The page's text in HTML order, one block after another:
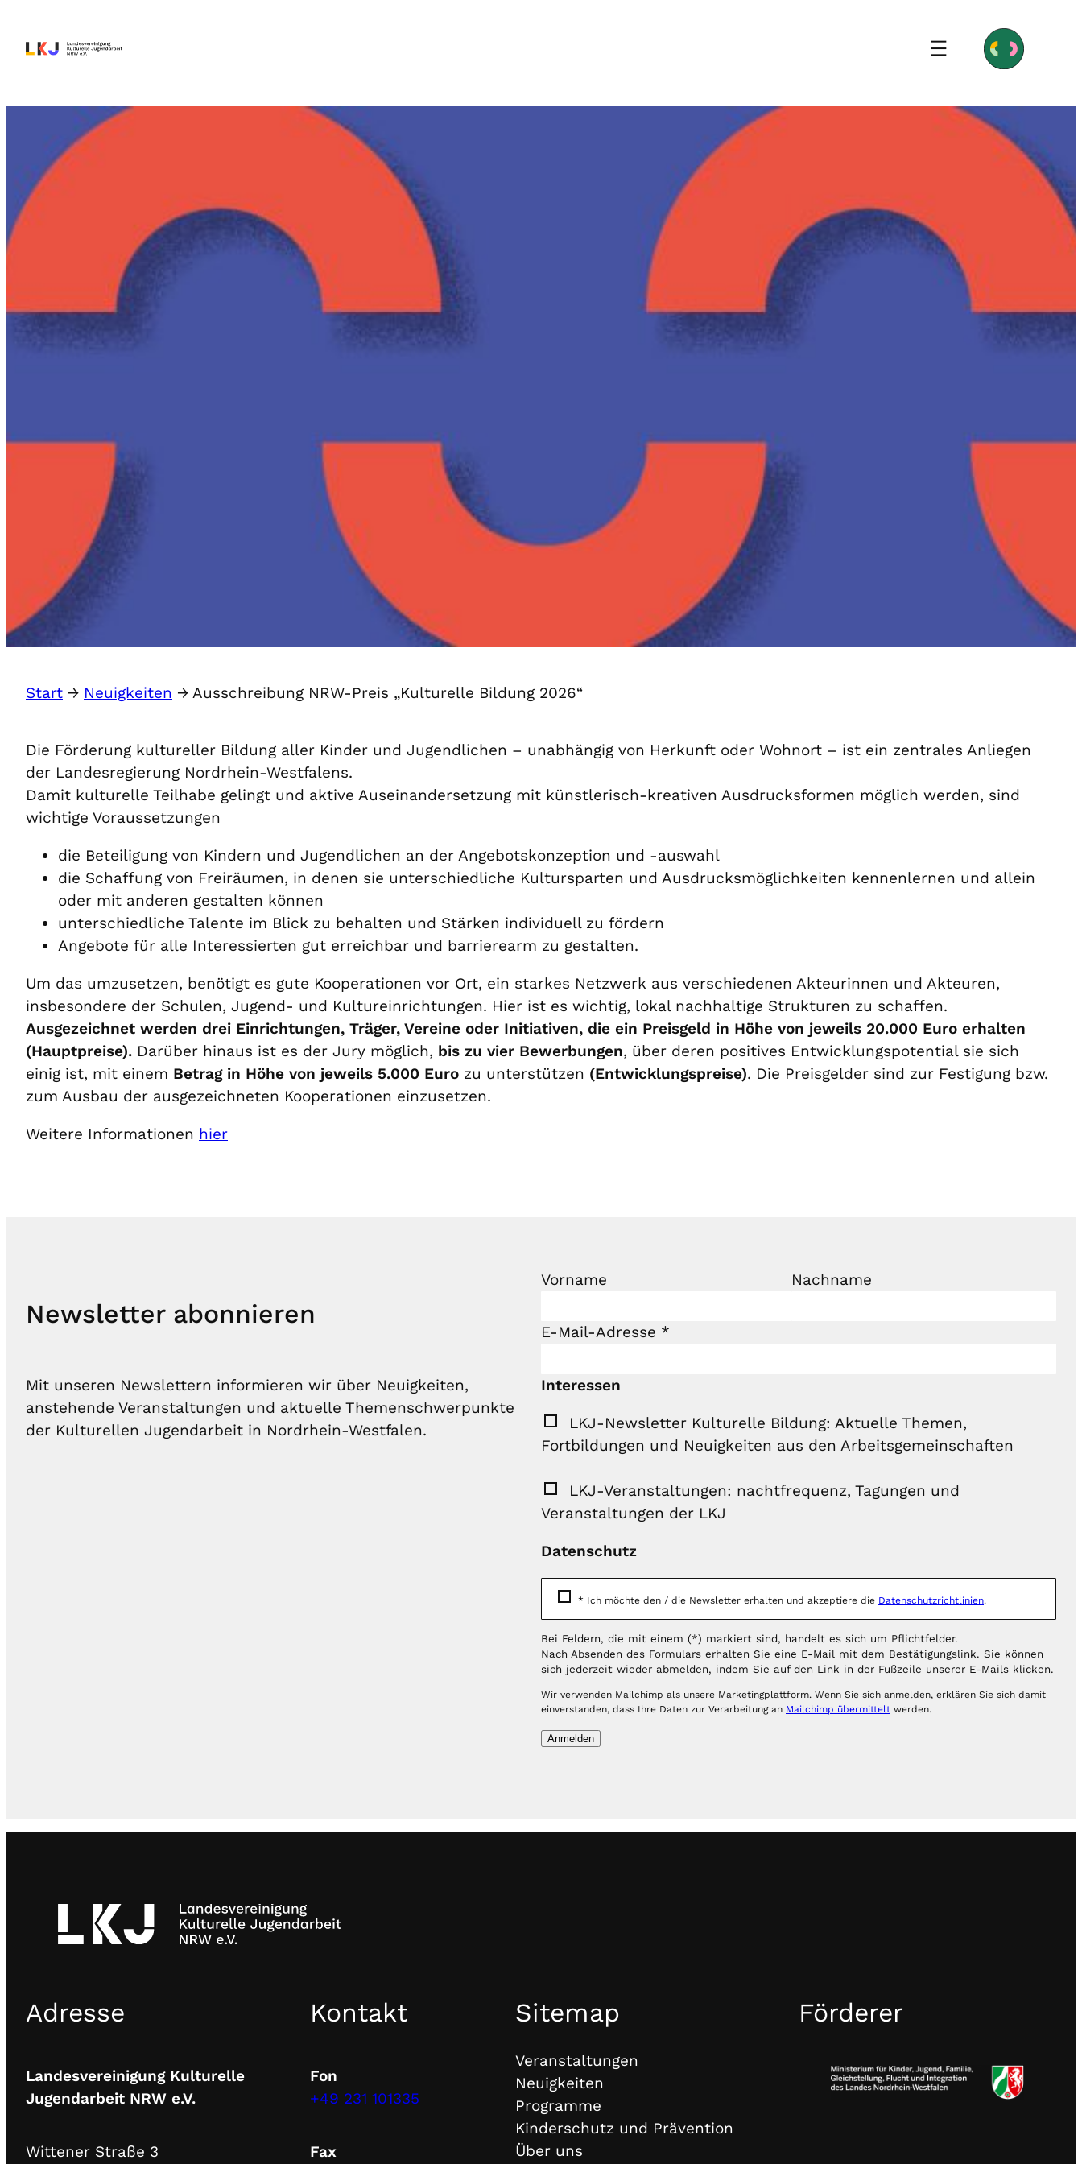
Start → Neuigkeiten → Ausschreibung NRW-Preis „Kulturelle Bildung 2026“
Die Förderung kultureller Bildung aller Kinder und Jugendlichen – unabhängig von Herkunft oder Wohnort – ist ein zentrales Anliegen
der Landesregierung Nordrhein-Westfalens.
Damit kulturelle Teilhabe gelingt und aktive Auseinandersetzung mit künstlerisch-kreativen Ausdrucksformen möglich werden, sind
wichtige Voraussetzungen
die Beteiligung von Kindern und Jugendlichen an der Angebotskonzeption und -auswahl
die Schaffung von Freiräumen, in denen sie unterschiedliche Kultursparten und Ausdrucksmöglichkeiten kennenlernen und allein
oder mit anderen gestalten können
unterschiedliche Talente im Blick zu behalten und Stärken individuell zu fördern
Angebote für alle Interessierten gut erreichbar und barrierearm zu gestalten.
Um das umzusetzen, benötigt es gute Kooperationen vor Ort, ein starkes Netzwerk aus verschiedenen Akteurinnen und Akteuren,
insbesondere der Schulen, Jugend- und Kultureinrichtungen. Hier ist es wichtig, lokal nachhaltige Strukturen zu schaffen.
Ausgezeichnet werden drei Einrichtungen, Träger, Vereine oder Initiativen, die ein Preisgeld in Höhe von jeweils 20.000 Euro erhalten
(Hauptpreise). Darüber hinaus ist es der Jury möglich, bis zu vier Bewerbungen, über deren positives Entwicklungspotential sie sich
einig ist, mit einem Betrag in Höhe von jeweils 5.000 Euro zu unterstützen (Entwicklungspreise). Die Preisgelder sind zur Festigung bzw.
zum Ausbau der ausgezeichneten Kooperationen einzusetzen.
Weitere Informationen hier
Newsletter abonnieren
Mit unseren Newslettern informieren wir über Neuigkeiten,
anstehende Veranstaltungen und aktuelle Themenschwerpunkte
der Kulturellen Jugendarbeit in Nordrhein-Westfalen.
Vorname Nachname
E-Mail-Adresse *
Interessen
LKJ-Newsletter Kulturelle Bildung: Aktuelle Themen,
Fortbildungen und Neuigkeiten aus den Arbeitsgemeinschaften
LKJ-Veranstaltungen: nachtfrequenz, Tagungen und
Veranstaltungen der LKJ
Datenschutz
* Ich möchte den / die Newsletter erhalten und akzeptiere die Datenschutzrichtlinien.
Bei Feldern, die mit einem (*) markiert sind, handelt es sich um Pflichtfelder.
Nach Absenden des Formulars erhalten Sie eine E-Mail mit dem Bestätigungslink. Sie können
sich jederzeit wieder abmelden, indem Sie auf den Link in der Fußzeile unserer E-Mails klicken.
Wir verwenden Mailchimp als unsere Marketingplattform. Wenn Sie sich anmelden, erklären Sie sich damit
einverstanden, dass Ihre Daten zur Verarbeitung an Mailchimp übermittelt werden.
Adresse
Landesvereinigung Kulturelle
Jugendarbeit NRW e.V.
Wittener Straße 3
Kontakt
Fon
+49 231 101335
Fax
Sitemap
Veranstaltungen
Neuigkeiten
Programme
Kinderschutz und Prävention
Über uns
Förderer